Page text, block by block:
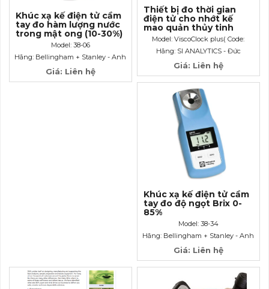
Khúc xạ kế điện tử cầm
tay đo hàm lượng nước
trong mật ong (10-30%)
Model: 38-06
Hãng: Bellingham + Stanley - Anh
Giá: Liên hệ
Thiết bị đo thời gian
điện tử cho nhớt kế
mao quản thủy tinh
Model: ViscoClock plus( Code:
285417900)
Hãng: SI ANALYTICS - Đức
Giá: Liên hệ
Khúc xạ kế điện tử cầm
tay đo độ ngọt Brix 0-
85%
Model: 38-34
Hãng: Bellingham + Stanley - Anh
Giá: Liên hệ